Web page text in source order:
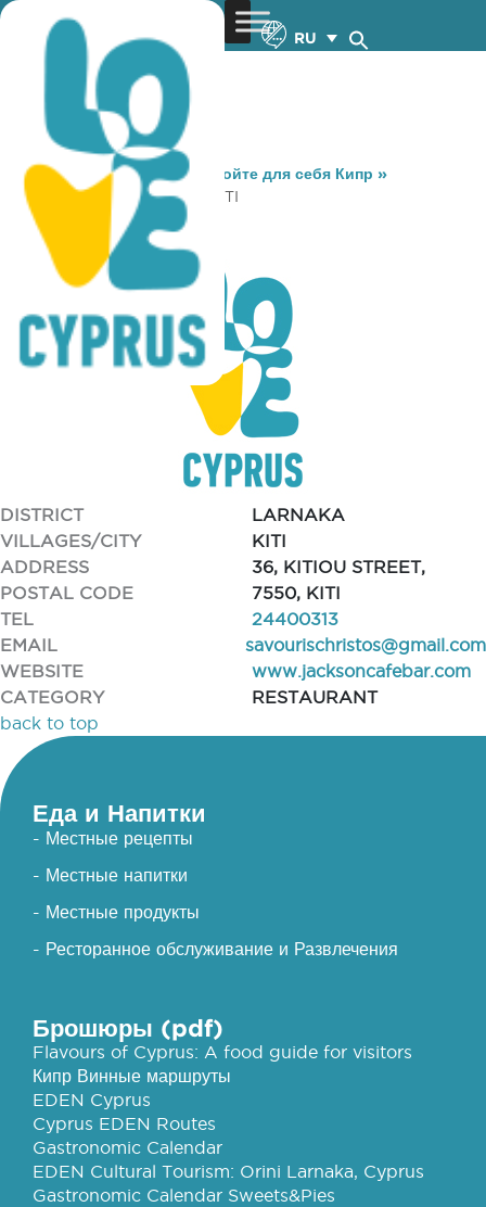
RU
You are here: Home »Откройте для себя Кипр »
Gastronomy
» JACKSON KITI
JACKSON KITI
DISTRICT
LARNAKA
VILLAGES/CITY
KITI
ADDRESS
36, KITIOU STREET,
POSTAL CODE
7550, KITI
TEL
24400313
EMAIL
savourischristos@gmail.com
WEBSITE
www.jacksoncafebar.com
CATEGORY
RESTAURANT
back to top
Еда и Напитки
- Местные рецепты
- Местные напитки
- Местные продукты
- Ресторанное обслуживание и Развлечения
Брошюры (pdf)
Flavours of Cyprus: A food guide for visitors
Кипр Винные маршруты
EDEN Cyprus
Cyprus EDEN Routes
Gastronomic Calendar
EDEN Cultural Tourism: Orini Larnaka, Cyprus
Gastronomic Calendar Sweets&Pies